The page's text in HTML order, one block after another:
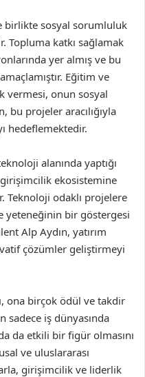
birlikte sosyal sorumluluk
Topluma katkı sağlamak
yer almış ve bu
Eğitim ve
vermesi, onun sosyal
bu projeler aracılığıyla
hedeflemektedir.
alanında yaptığı
girişimcilik ekosistemine
Teknoloji odaklı projelere
yeteneğinin bir göstergesi
Alp Aydın, yatırım
çözümler geliştirmeyi
ona birçok ödül ve takdir
sadece iş dünyasında
da etkili bir figür olmasını
ve uluslararası
girişimcilik ve liderlik